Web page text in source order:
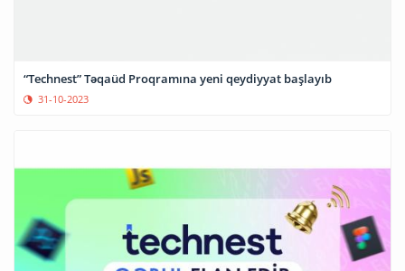
“Technest” Təqaüd Proqramına yeni qeydiyyat başlayıb
31-10-2023